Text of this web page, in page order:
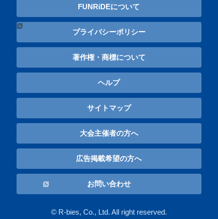
FUNRiDEについて
プライバシーポリシー
著作権・商標について
ヘルプ
サイトマップ
大会主催者の方へ
広告掲載希望の方へ
お問い合わせ
© R-bies, Co., Ltd. All right reserved.